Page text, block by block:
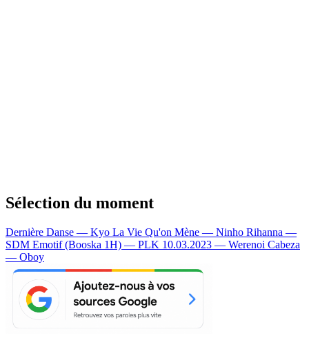
Sélection du moment
Dernière Danse — Kyo La Vie Qu'on Mène — Ninho Rihanna —
SDM Emotif (Booska 1H) — PLK 10.03.2023 — Werenoi Cabeza
— Oboy